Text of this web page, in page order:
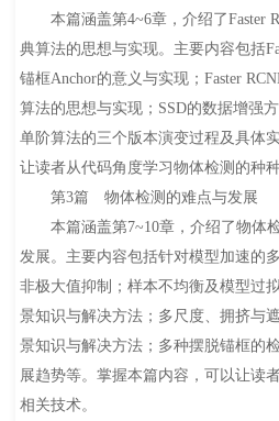
本篇涵盖第4~6章，介绍了Faster
典算法的思想与实现。主要内容包括
锚框Anchor的意义与实现；Faster
算法的思想与实现；SSD的数据增强
单阶算法的三个版本演变过程及具体
让读者从代码角度学习物体检测的种种
第3篇 物体检测的难点与发展
本篇涵盖第7~10章，介绍了物体
发展。主要内容包括针对模型加速的
非极大值抑制；样本不均衡及模型过
景知识与解决方法；多尺度、拥挤与
景知识与解决方法；多种摆脱锚框的
展趋势等。掌握本篇内容，可以让读
相关技术。